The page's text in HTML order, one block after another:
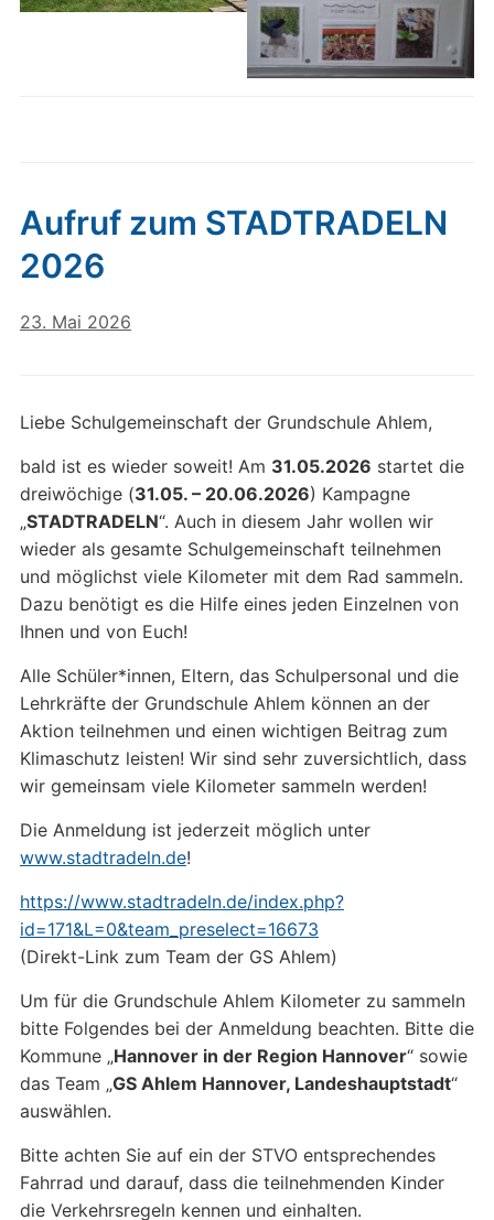
Aufruf zum STADTRADELN
2026
23. Mai 2026
Liebe Schulgemeinschaft der Grundschule Ahlem,
bald ist es wieder soweit! Am 31.05.2026 startet die
dreiwöchige (31.05. – 20.06.2026) Kampagne
„STADTRADELN“. Auch in diesem Jahr wollen wir
wieder als gesamte Schulgemeinschaft teilnehmen
und möglichst viele Kilometer mit dem Rad sammeln.
Dazu benötigt es die Hilfe eines jeden Einzelnen von
Ihnen und von Euch!
Alle Schüler*innen, Eltern, das Schulpersonal und die
Lehrkräfte der Grundschule Ahlem können an der
Aktion teilnehmen und einen wichtigen Beitrag zum
Klimaschutz leisten! Wir sind sehr zuversichtlich, dass
wir gemeinsam viele Kilometer sammeln werden!
Die Anmeldung ist jederzeit möglich unter
www.stadtradeln.de!
https://www.stadtradeln.de/index.php?
id=171&L=0&team_preselect=16673
(Direkt-Link zum Team der GS Ahlem)
Um für die Grundschule Ahlem Kilometer zu sammeln
bitte Folgendes bei der Anmeldung beachten. Bitte die
Kommune „Hannover in der Region Hannover“ sowie
das Team „GS Ahlem Hannover, Landeshauptstadt“
auswählen.
Bitte achten Sie auf ein der STVO entsprechendes
Fahrrad und darauf, dass die teilnehmenden Kinder
die Verkehrsregeln kennen und einhalten.